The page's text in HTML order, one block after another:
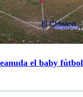
el baby fútbol